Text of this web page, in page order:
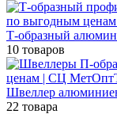
Т-образный
10 товаров
Швеллер
22 товара